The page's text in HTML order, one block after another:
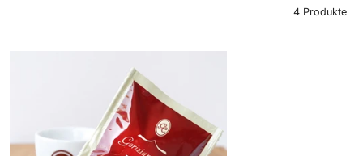
4 Produkte